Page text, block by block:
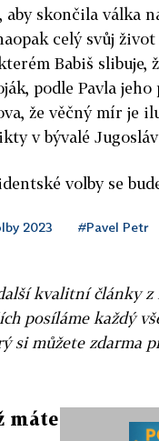
aby skončila válka
celý svůj
Babiš slibuje,
podle Pavla
že věčný mír je
v bývalé
volby se
2023 #Pavel Petr
kvalitní články
posíláme každý
si můžete zdarma
máte